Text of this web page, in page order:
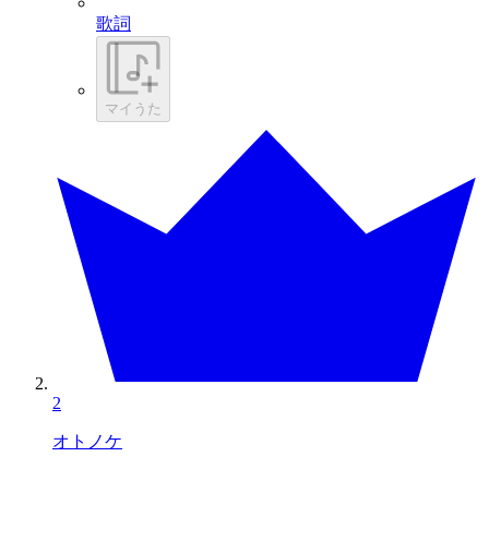
歌詞
マイうた
2
オトノケ